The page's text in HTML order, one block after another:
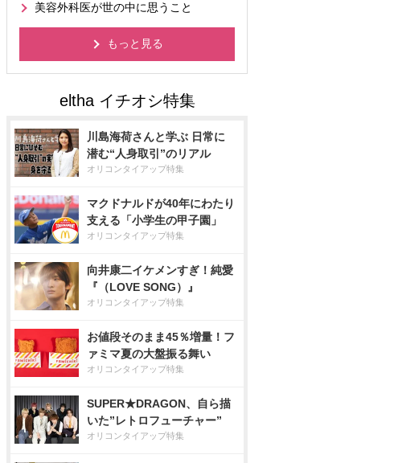
美容外科医が世の中に思うこと
もっと見る
川島海荷さんと学ぶ 日常に
潜む“人身取引”のリアル
オリコンタイアップ特集
マクドナルドが40年にわたり
支える「小学生の甲子園」
オリコンタイアップ特集
向井康二イケメンすぎ！純愛
『（LOVE SONG）』
オリコンタイアップ特集
お値段そのまま45％増量！フ
ァミマ夏の大盤振る舞い
オリコンタイアップ特集
SUPER★DRAGON、自ら描
いた”レトロフューチャー”
オリコンタイアップ特集